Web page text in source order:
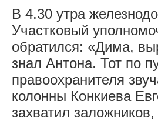
В 4.30 утра
Участковый
обратился: «Дима,
знал Антона. Тот по
правоохранителя
колонны Конкиева
захватил